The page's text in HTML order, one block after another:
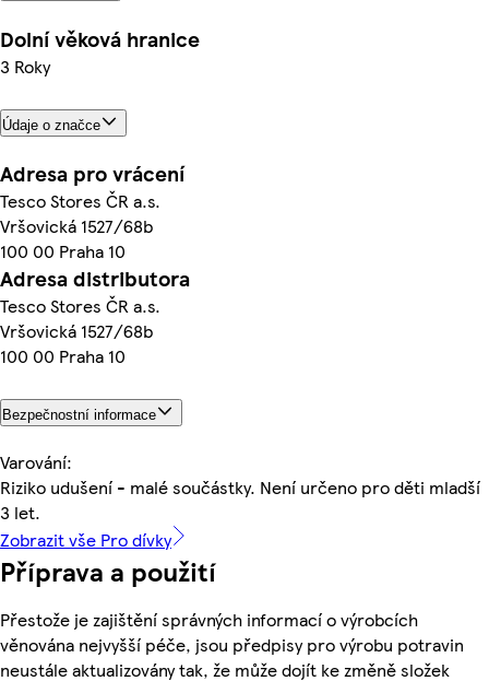
Dolní věková hranice
3 Roky
Údaje o značce
Adresa pro vrácení
Tesco Stores ČR a.s.
Vršovická 1527/68b
100 00 Praha 10
Adresa distributora
Tesco Stores ČR a.s.
Vršovická 1527/68b
100 00 Praha 10
Bezpečnostní informace
Varování:
Riziko udušení - malé součástky. Není určeno pro děti mladší
3 let.
Zobrazit vše Pro dívky
Příprava a použití
Přestože je zajištění správných informací o výrobcích
věnována nejvyšší péče, jsou předpisy pro výrobu potravin
neustále aktualizovány tak, že může dojít ke změně složek